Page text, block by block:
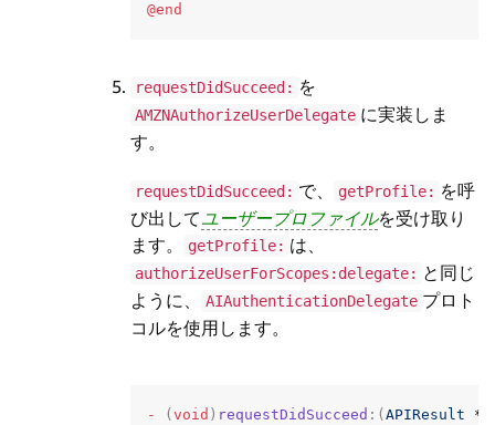
@end
requestDidSucceed: を
AMZNAuthorizeUserDelegate に実装しま
す。
requestDidSucceed: で、 getProfile: を呼
び出してユーザープロファイルを受け取り
ます。
getProfile: は、
authorizeUserForScopes:delegate: と同じ
ように、
AIAuthenticationDelegate プロト
コルを使用します。
- ( void ) requestDidSucceed :( APIResult *